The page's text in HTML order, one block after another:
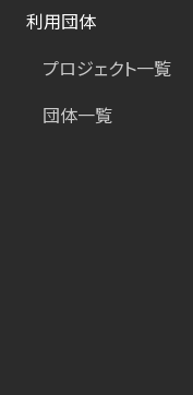
利用団体
プロジェクト一覧
団体一覧